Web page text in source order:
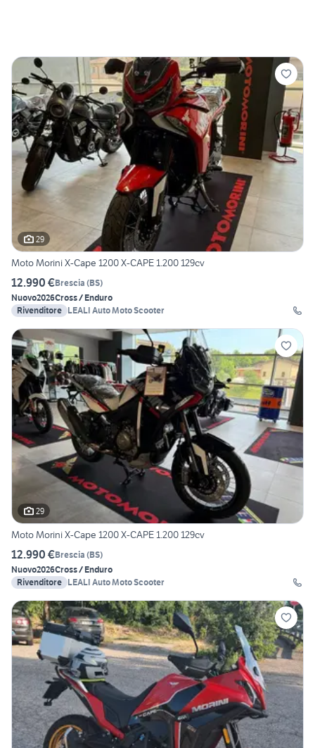
29
Moto Morini X-Cape 1200 X-CAPE 1.200 129cv
12.990 €Brescia (BS)
Nuovo2026Cross / Enduro
Rivenditore LEALI Auto Moto Scooter
29
Moto Morini X-Cape 1200 X-CAPE 1.200 129cv
12.990 €Brescia (BS)
Nuovo2026Cross / Enduro
Rivenditore LEALI Auto Moto Scooter